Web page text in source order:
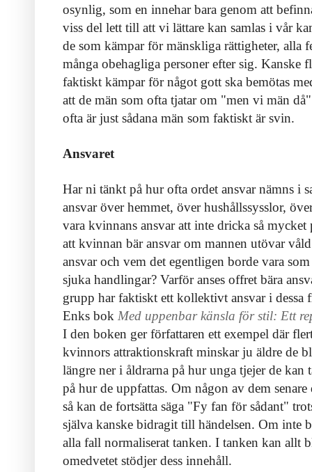
osynlig, som en innehar bara genom att
viss del lett till att vi lättare kan samlas i vår
de som kämpar för mänskliga rättigheter, alla
många obehagliga personer efter sig. Kanske
faktiskt kämpar för något gott ska bemötas
att de män som ofta tjatar om "men vi män
ofta är just sådana män som faktiskt är svin.
Ansvaret
Har ni tänkt på hur ofta ordet ansvar nämns i
ansvar över hemmet, över hushållssysslor,
vara kvinnans ansvar att inte dricka så
att kvinnan bär ansvar om mannen utövar
ansvar och vem det egentligen borde vara
sjuka handlingar? Varför anses offret bära
grupp har faktiskt ett kollektivt ansvar i dessa
Enks bok Med uppenbar känsla för stil: Ett
I den boken ger författaren ett exempel där
kvinnors attraktionskraft minskar ju äldre de
längre ner i åldrarna på hur unga tjejer de kan
på hur de uppfattas. Om någon av dem
så kan de fortsätta säga "Fy fan för sådant"
själva kanske bidragit till händelsen. Om inte
alla fall normaliserat tanken. I tanken kan allt
omedvetet stödjer dess innehåll.